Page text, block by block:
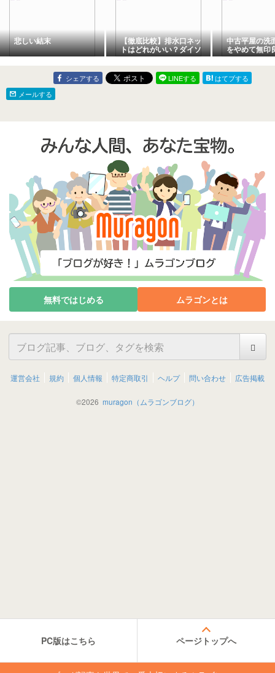
悲しい結末 【徹底比較】排水口ネッ
トはどれがいい？ダイソ
ー・セリア・無印を使い
比べてみた
中古平屋の洗
をやめて無印
使いやすく。
シェアする LINEする
はてブする
メールする
無料ではじめる ムラゴンとは
運営会社 規約 個人情報 特定商取引 ヘルプ 問い合わせ 広告掲載
©2026 muragon（ムラゴンブログ）
PC版はこちら ページトップへ